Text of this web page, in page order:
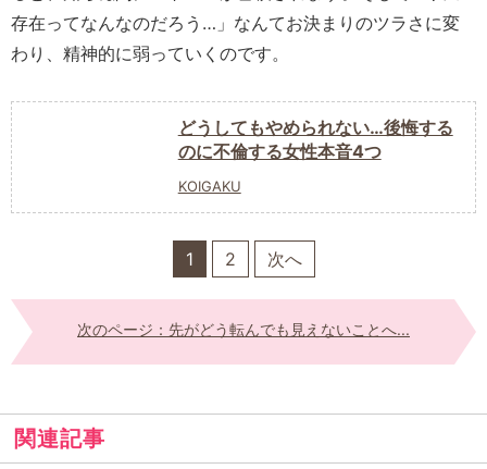
存在ってなんなのだろう…」なんてお決まりのツラさに変
わり、精神的に弱っていくのです。
どうしてもやめられない…後悔する
のに不倫する女性本音4つ
KOIGAKU
1 2 次へ
次のページ：先がどう転んでも見えないことへ...
関連記事